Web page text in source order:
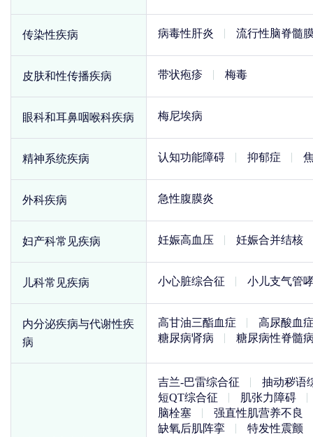
传染性疾病 病毒性肝炎 流行性脑脊髓
皮肤和性传播疾病 带状疱疹 梅毒
眼科和耳鼻咽喉科疾病 梅尼埃病
精神系统疾病 认知功能障碍 抑郁症
外科疾病 急性腹膜炎
妇产科常见疾病 妊娠高血压 妊娠合并结核
儿科常见疾病 小心脏综合征 小儿支气管
内分泌疾病与代谢性疾
病
高甘油三酯血症
高尿酸血
糖尿病肾病
糖尿病性脊髓
吉兰-巴雷综合征
抽动秽语
短QT综合征
肌张力障碍
脑栓塞
强直性肌营养不良
缺氧后肌阵挛
特发性震颤